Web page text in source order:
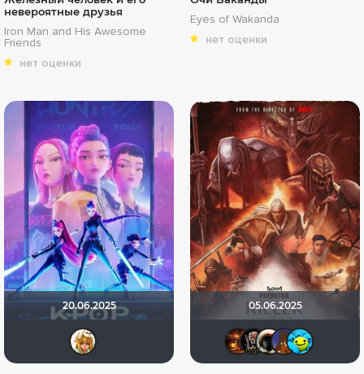
невероятные друзья
Iron Man and His Awesome
Friends
нет оценки
Eyes of Wakanda
нет оценки
20.06.2025 05.06.2025
Макс Бро